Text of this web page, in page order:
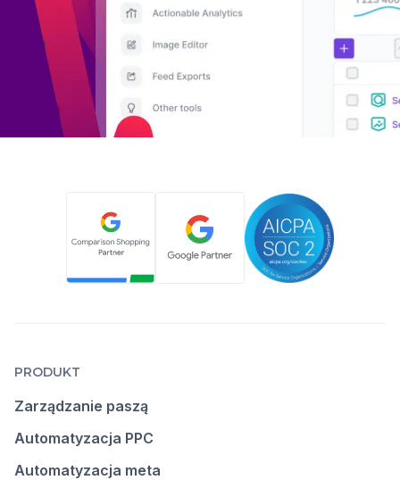
PRODUKT
Zarządzanie paszą
Automatyzacja PPC
Automatyzacja meta